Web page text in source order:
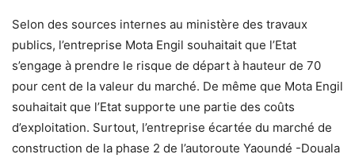
Selon des sources internes au ministère des travaux
publics, l’entreprise Mota Engil souhaitait que l’Etat
s’engage à prendre le risque de départ à hauteur de 70
pour cent de la valeur du marché. De même que Mota Engil
souhaitait que l’Etat supporte une partie des coûts
d’exploitation. Surtout, l’entreprise écartée du marché de
construction de la phase 2 de l’autoroute Yaoundé -Douala